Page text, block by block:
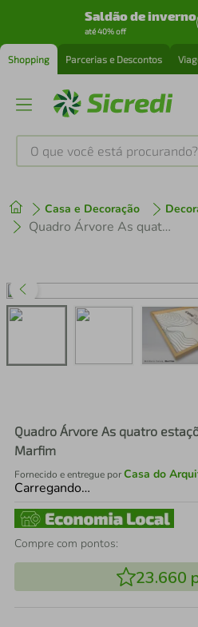
Saldão de inverno
até 40% off
Shopping Parcerias e Descontos
O que você está procurando?
Casa e Decoração
Quadro Árvore As quatro estações 120x43 Caixa Marfim
Quadro Árvore As quatro
Marfim
Fornecido e entregue porCasa do
Carregando…
Compre com pontos:
23.660
1º tenis
perfume